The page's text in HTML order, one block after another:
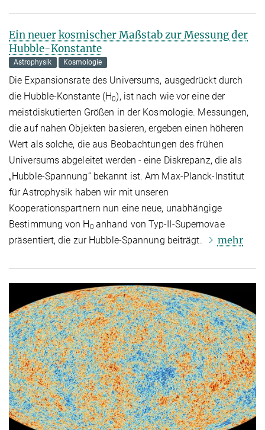
Ein neuer kosmischer Maßstab zur Messung der
Hubble-Konstante
Astrophysik Kosmologie
Die Expansionsrate des Universums, ausgedrückt durch
die Hubble-Konstante (H0), ist nach wie vor eine der
meistdiskutierten Größen in der Kosmologie. Messungen,
die auf nahen Objekten basieren, ergeben einen höheren
Wert als solche, die aus Beobachtungen des frühen
Universums abgeleitet werden - eine Diskrepanz, die als
„Hubble-Spannung“ bekannt ist. Am Max-Planck-Institut
für Astrophysik haben wir mit unseren
Kooperationspartnern nun eine neue, unabhängige
Bestimmung von H0 anhand von Typ-II-Supernovae
präsentiert, die zur Hubble-Spannung beiträgt.
mehr